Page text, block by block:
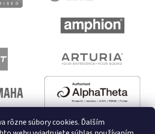
rôzne súbory cookies. Ďalším